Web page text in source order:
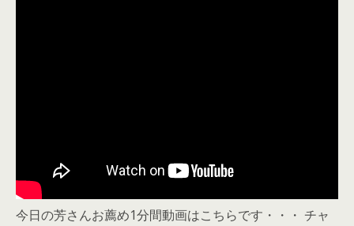
今日の芳さんお薦め1分間動画はこちらです・・・ チャ